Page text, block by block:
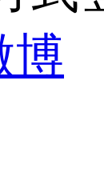
博